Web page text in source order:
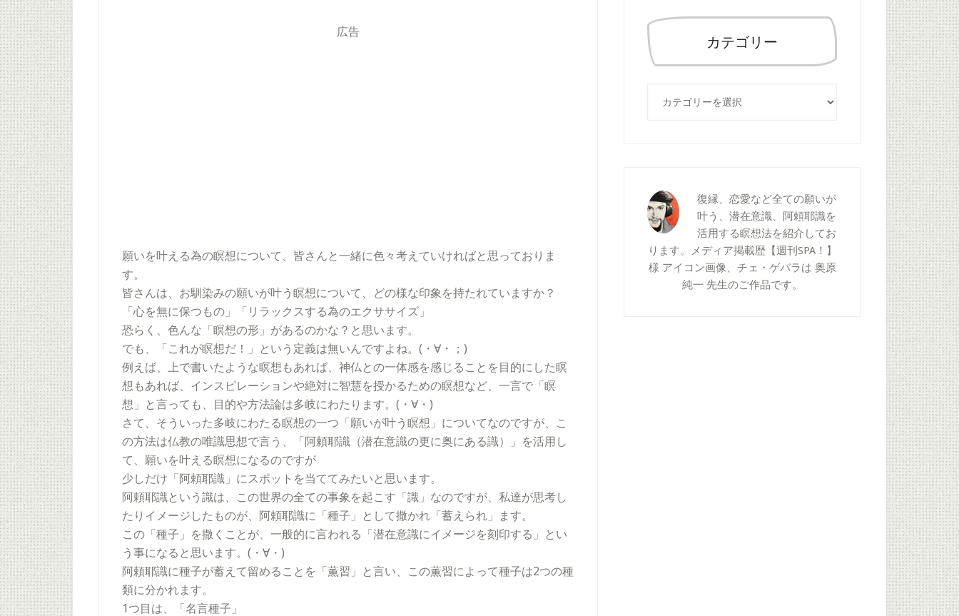
広告
願いを叶える為の瞑想について、皆さんと一緒に色々考えていければと思っておりま
す。
皆さんは、お馴染みの願いが叶う瞑想について、どの様な印象を持たれていますか？
「心を無に保つもの」「リラックスする為のエクササイズ」
恐らく、色んな「瞑想の形」があるのかな？と思います。
でも、「これが瞑想だ！」という定義は無いんですよね。(・∀・；)
例えば、上で書いたような瞑想もあれば、神仏との一体感を感じることを目的にした瞑
想もあれば、インスピレーションや絶対に智慧を授かるための瞑想など、一言で「瞑
想」と言っても、目的や方法論は多岐にわたります。(・∀・)
さて、そういった多岐にわたる瞑想の一つ「願いが叶う瞑想」についてなのですが、こ
の方法は仏教の唯識思想で言う、「阿頼耶識（潜在意識の更に奥にある識）」を活用し
て、願いを叶える瞑想になるのですが
少しだけ「阿頼耶識」にスポットを当ててみたいと思います。
阿頼耶識という識は、この世界の全ての事象を起こす「識」なのですが、私達が思考し
たりイメージしたものが、阿頼耶識に「種子」として撒かれ「蓄えられ」ます。
この「種子」を撒くことが、一般的に言われる「潜在意識にイメージを刻印する」とい
う事になると思います。(・∀・)
阿頼耶識に種子が蓄えて留めることを「薫習」と言い、この薫習によって種子は2つの種
類に分かれます。
1つ目は、「名言種子」
検
索
す
る
カテゴリー
復縁、恋愛など全ての願いが
叶う、潜在意識、阿頼耶識を
活用する瞑想法を紹介してお
ります。メディア掲載歴【週刊SPA！】
様 アイコン画像、チェ・ゲバラは 奥原
純一 先生のご作品です。